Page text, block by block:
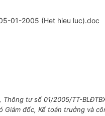
01-2005 (Het hieu luc).doc
Thông tư số 01/2005/TT-
Giám đốc, Kế toán trưởng